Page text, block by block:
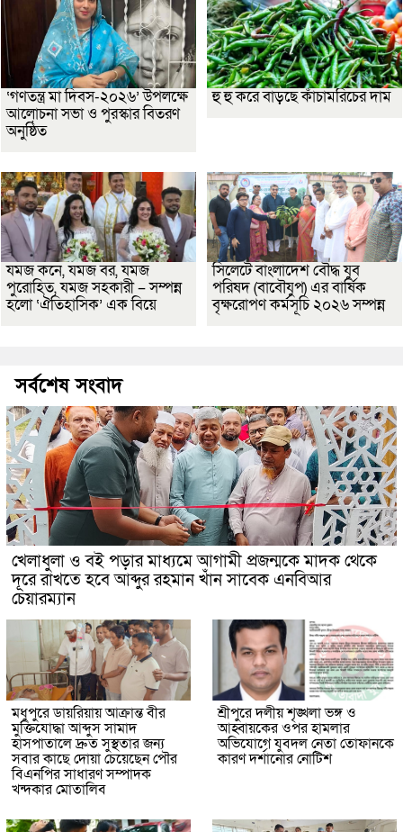
‘গণতন্ত্র মা দিবস-২০২৬’ উপলক্ষে
আলোচনা সভা ও পুরস্কার বিতরণ
অনুষ্ঠিত
হু হু করে বাড়ছে কাঁচামরিচের দাম
যমজ কনে, যমজ বর, যমজ
পুরোহিত, যমজ সহকারী – সম্পন্ন
হলো ‘ঐতিহাসিক’ এক বিয়ে
সিলেটে বাংলাদেশ বৌদ্ধ যুব
পরিষদ (বাবৌযুপ) এর বার্ষিক
বৃক্ষরোপণ কর্মসূচি ২০২৬ সম্পন্ন
সর্বশেষ সংবাদ
খেলাধুলা ও বই পড়ার মাধ্যমে আগামী প্রজন্মকে মাদক থেকে
দূরে রাখতে হবে আব্দুর রহমান খাঁন সাবেক এনবিআর
চেয়ারম্যান
মধুপুরে ডায়রিয়ায় আক্রান্ত বীর
মুক্তিযোদ্ধা আব্দুস সামাদ
হাসপাতালে দ্রুত সুস্থতার জন্য
সবার কাছে দোয়া চেয়েছেন পৌর
বিএনপির সাধারণ সম্পাদক
খন্দকার মোতালিব
শ্রীপুরে দলীয় শৃঙ্খলা ভঙ্গ ও
আহ্বায়কের ওপর হামলার
অভিযোগে যুবদল নেতা তোফানকে
কারণ দর্শানোর নোটিশ